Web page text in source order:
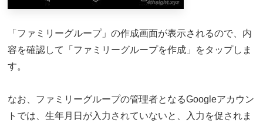
「ファミリーグループ」の作成画面が表示されるので、内
容を確認して「ファミリーグループを作成」をタップしま
す。
なお、ファミリーグループの管理者となるGoogleアカウン
トでは、生年月日が入力されていないと、入力を促されま